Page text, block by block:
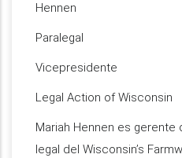
Hennen
Paralegal
Vicepresidente
Legal Action of Wisconsin
Mariah Hennen es
legal del Wisconsin’s